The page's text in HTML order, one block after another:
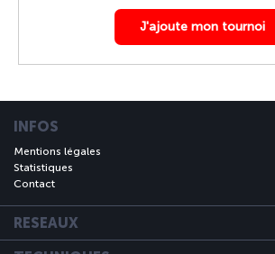
J'ajoute mon tournoi
INFOS
Mentions légales
Statistiques
Contact
RESEAUX